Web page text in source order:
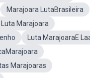
Marajoara LutaBrasileira
Marajoara
Luta MarajoaraE
Marajoaras